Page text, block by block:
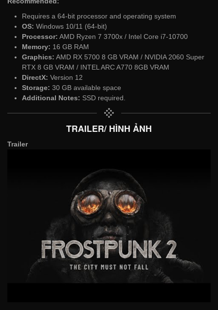
Requires a 64-bit processor and operating system
OS: Windows 10/11 (64-bit)
Processor: AMD Ryzen 7 3700x / Intel Core i7-10700
Memory: 16 GB RAM
Graphics: AMD RX 5700 8 GB VRAM / NVIDIA 2060 Super
RTX 8 GB VRAM / INTEL ARC A770 8GB VRAM
DirectX: Version 12
Storage: 30 GB available space
Additional Notes: SSD required.
TRAILER/ HÌNH ẢNH
Trailer